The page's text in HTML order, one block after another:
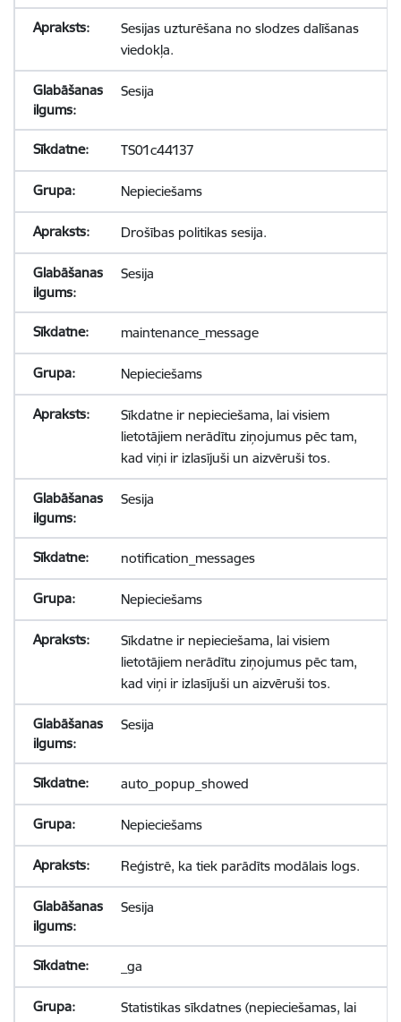
Sesijas uzturēšana no slodzes dalīšanas
viedokļa.
Sesija
TS01c44137
Nepieciešams
Drošības politikas sesija.
Sesija
maintenance_message
Nepieciešams
Sīkdatne ir nepieciešama, lai visiem
lietotājiem nerādītu ziņojumus pēc tam,
kad viņi ir izlasījuši un aizvēruši tos.
Sesija
notification_messages
Nepieciešams
Sīkdatne ir nepieciešama, lai visiem
lietotājiem nerādītu ziņojumus pēc tam,
kad viņi ir izlasījuši un aizvēruši tos.
Sesija
auto_popup_showed
Nepieciešams
Reģistrē, ka tiek parādīts modālais logs.
Sesija
_ga
Statistikas sīkdatnes (nepieciešamas, lai